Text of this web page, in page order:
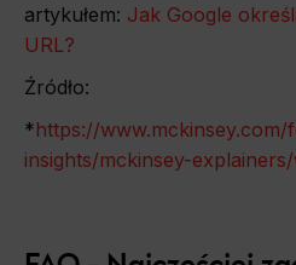
artykułem: Jak Google
URL?
Źródło:
* https://www.mckinsey.com/
insights/mckinsey-